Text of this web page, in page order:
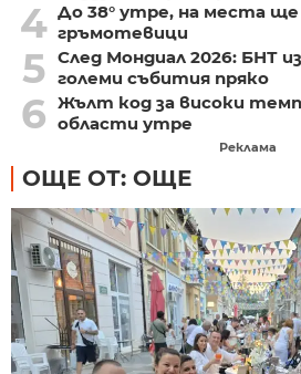
4 До 38° утре, на места
гръмотевици
5 След Мондиал 2026: БНТ
големи събития пряко
6 Жълт код за високи
области утре
Реклама
ОЩЕ ОТ: ОЩЕ